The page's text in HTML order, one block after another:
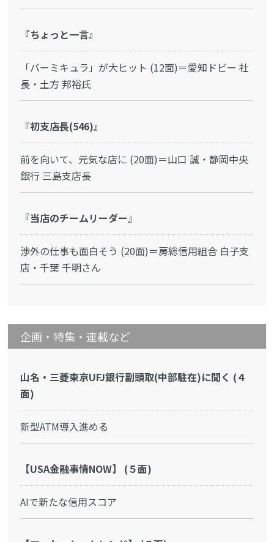
『ちょっと一言』
「バーミキュラ」が大ヒット (12面)＝愛知ドビー 社
長・土方 邦裕氏
『初支店長(546)』
前を向いて、元気な店に (20面)＝山口 誠・静岡中央
銀行 三島支店長
『当店のチームリーダー』
渉外の仕事も面白そう (20面)＝房総信用組合 白子支
店・千葉 千明さん
企画・特集・連載など
山名・三菱東京UFJ銀行副頭取(中部駐在)に聞く (４
面)
新型ATM導入進める
【USA金融事情NOW】 (５面)
AIで新たな信用スコア